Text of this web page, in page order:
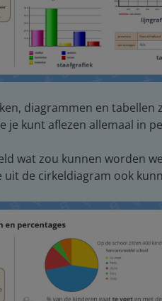
diagrammen en
je kunt aflezen allemaal in
wat zou kunnen worden
de cirkeldiagram ook